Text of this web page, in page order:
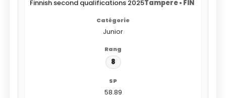
Finnish second qualifications 2025Tampere • FIN
Junior
8
58.89